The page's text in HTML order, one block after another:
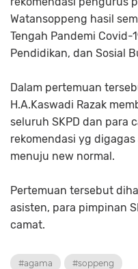
Watansoppeng hasil
Tengah Pandemi Covid-
Pendidikan, dan Sosial
Dalam pertemuan
H.A.Kaswadi Razak
seluruh SKPD dan para
rekomendasi yg
menuju new normal.
Pertemuan tersebut
asisten, para pimpinan
camat.
#agama #soppeng